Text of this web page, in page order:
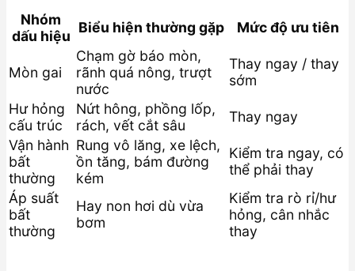
Nhóm
dấu hiệu
Biểu hiện thường gặp Mức độ ưu tiên
Mòn gai
Chạm gờ báo mòn,
rãnh quá nông, trượt
nước
Thay ngay / thay
sớm
Hư hỏng
cấu trúc
Nứt hông, phồng lốp,
rách, vết cắt sâu
Thay ngay
Vận hành
bất
thường
Rung vô lăng, xe lệch,
ồn tăng, bám đường
kém
Kiểm tra ngay, có
thể phải thay
Áp suất
bất
thường
Hay non hơi dù vừa
bơm
Kiểm tra rò rỉ/hư
hỏng, cân nhắc
thay